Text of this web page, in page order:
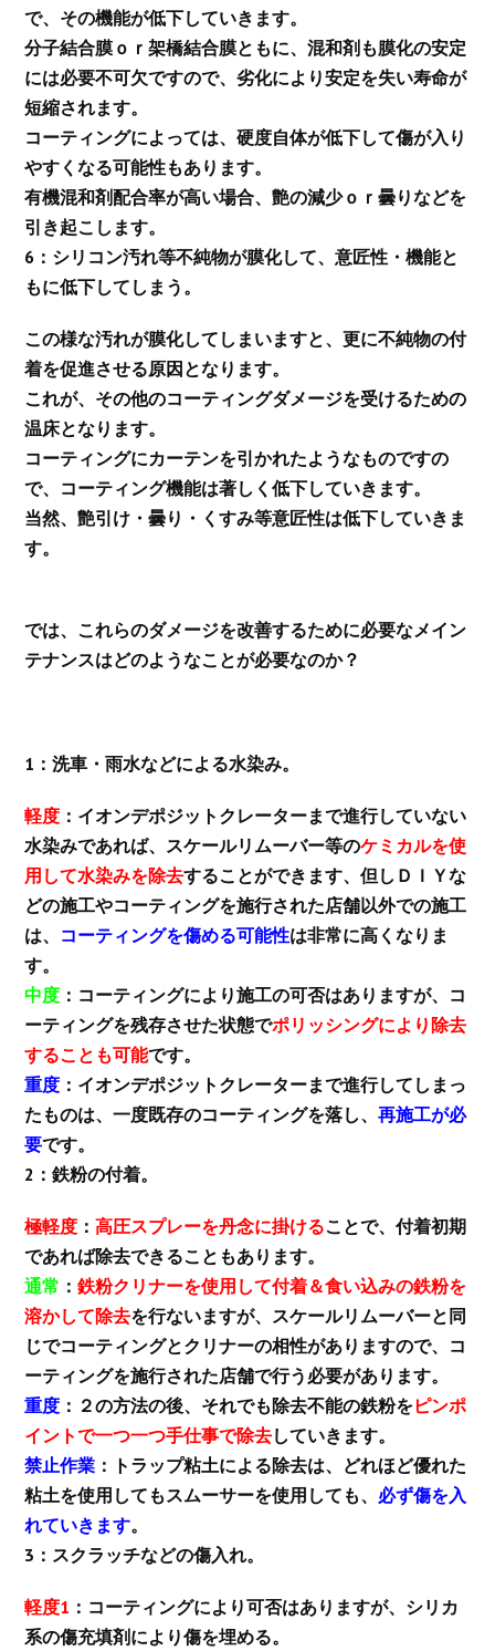
で、その機能が低下していきます。
分子結合膜ｏｒ架橋結合膜ともに、混和剤も膜化の安定
には必要不可欠ですので、劣化により安定を失い寿命が
短縮されます。
コーティングによっては、硬度自体が低下して傷が入り
やすくなる可能性もあります。
有機混和剤配合率が高い場合、艶の減少ｏｒ曇りなどを
引き起こします。
6：シリコン汚れ等不純物が膜化して、意匠性・機能と
もに低下してしまう。
この様な汚れが膜化してしまいますと、更に不純物の付
着を促進させる原因となります。
これが、その他のコーティングダメージを受けるための
温床となります。
コーティングにカーテンを引かれたようなものですの
で、コーティング機能は著しく低下していきます。
当然、艶引け・曇り・くすみ等意匠性は低下していきま
す。
では、これらのダメージを改善するために必要なメイン
テナンスはどのようなことが必要なのか？
1：洗車・雨水などによる水染み。
軽度 ：イオンデポジットクレーターまで進行していない
水染みであれば、スケールリムーバー等のケミカルを使
用して水染みを除去することができます、但しＤＩＹな
どの施工やコーティングを施行された店舗以外での施工
は、 コーティングを傷める可能性は非常に高くなりま
す。
中度 ：コーティングにより施工の可否はありますが、コ
ーティングを残存させた状態でポリッシングにより除去
することも可能です。
重度 ：イオンデポジットクレーターまで進行してしまっ
たものは、一度既存のコーティングを落し、再施工が必
要です。
2：鉄粉の付着。
極軽度 ：高圧スプレーを丹念に掛けることで、付着初期
であれば除去できることもあります。
通常 ：鉄粉クリナーを使用して付着＆食い込みの鉄粉を
溶かして除去を行ないますが、スケールリムーバーと同
じでコーティングとクリナーの相性がありますので、コ
ーティングを施行された店舗で行う必要があります。
重度 ：２の方法の後、それでも除去不能の鉄粉をピンポ
イントで一つ一つ手仕事で除去していきます。
禁止作業 ：トラップ粘土による除去は、どれほど優れた
粘土を使用してもスムーサーを使用しても、 必ず傷を入
れていきます。
3：スクラッチなどの傷入れ。
軽度1 ：コーティングにより可否はありますが、シリカ
系の傷充填剤により傷を埋める。